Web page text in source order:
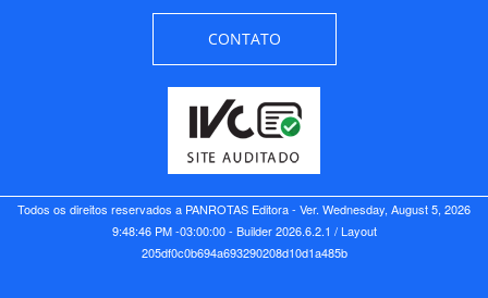
CONTATO
Todos os direitos reservados a PANROTAS Editora - Ver. Wednesday, August 5, 2026
9:48:46 PM -03:00:00 - Builder 2026.6.2.1 / Layout
205df0c0b694a693290208d10d1a485b